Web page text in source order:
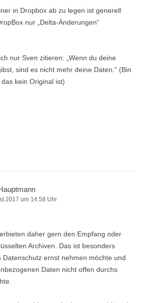
in Dropbox ab zu legen ist generell
nur „Delta-Änderungen“
nur Sven zitieren: „Wenn du deine
sind es nicht mehr deine Daten.“ (Bin
kein Original ist)
2017 um 14:58 Uhr
daher gern den Empfang oder
Archiven. Das ist besonders
Datenschutz ernst nehmen möchte und
Daten nicht offen durchs